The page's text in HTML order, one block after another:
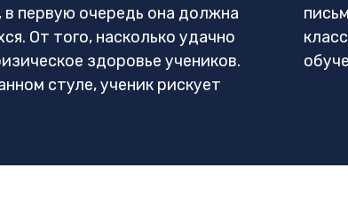
первую очередь она должна
От того, насколько удачно
здоровье учеников.
стуле, ученик рискует